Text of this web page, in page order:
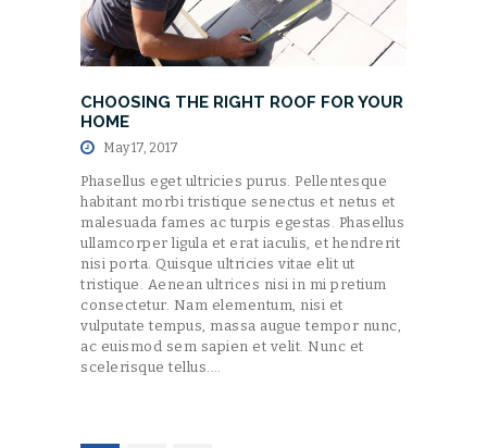
CHOOSING THE RIGHT ROOF FOR YOUR
HOME
May 17, 2017
Phasellus eget ultricies purus. Pellentesque
habitant morbi tristique senectus et netus et
malesuada fames ac turpis egestas. Phasellus
ullamcorper ligula et erat iaculis, et hendrerit
nisi porta. Quisque ultricies vitae elit ut
tristique. Aenean ultrices nisi in mi pretium
consectetur. Nam elementum, nisi et
vulputate tempus, massa augue tempor nunc,
ac euismod sem sapien et velit. Nunc et
scelerisque tellus.…